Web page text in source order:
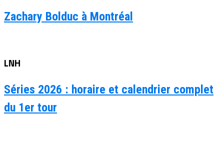
Zachary Bolduc à Montréal
LNH
Séries 2026 : horaire et calendrier complet
du 1er tour